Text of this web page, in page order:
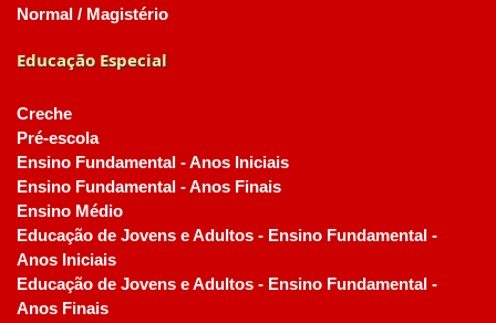
Normal / Magistério
Educação Especial
Creche
Pré-escola
Ensino Fundamental - Anos Iniciais
Ensino Fundamental - Anos Finais
Ensino Médio
Educação de Jovens e Adultos - Ensino Fundamental -
Anos Iniciais
Educação de Jovens e Adultos - Ensino Fundamental -
Anos Finais